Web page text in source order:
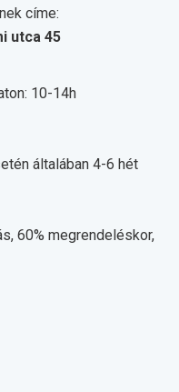
címe:
utca 45
10-14h
általában 4-6 hét
60% megrendeléskor,